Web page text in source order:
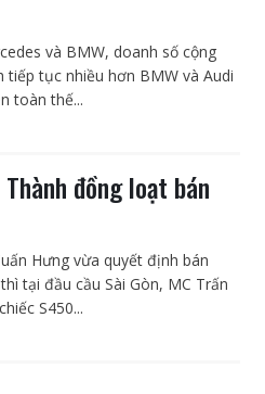
và BMW, doanh số cộng
tục nhiều hơn BMW và Audi
toàn thế...
đồng loạt bán
Hưng vừa quyết định bán
tại đầu cầu Sài Gòn, MC Trấn
S450...